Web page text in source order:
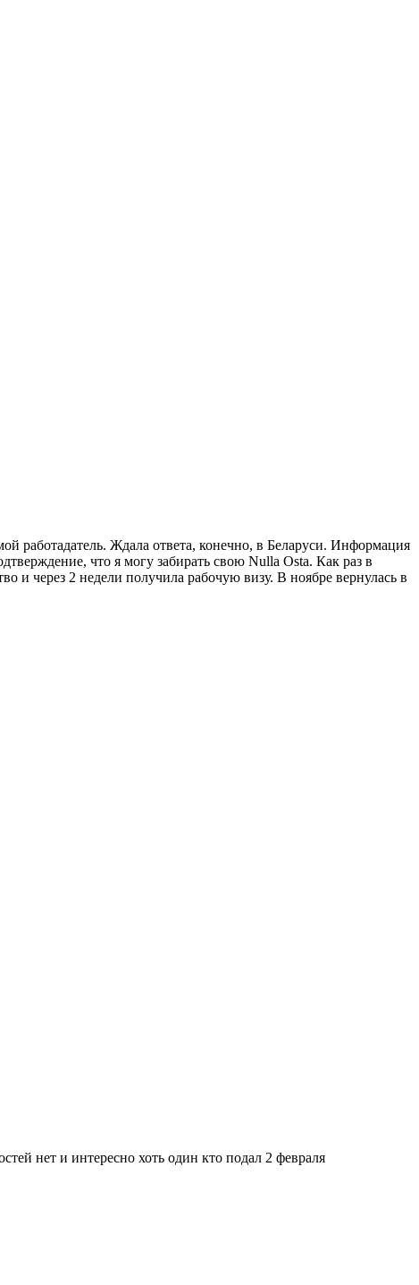
работадатель. Ждала ответа, конечно, в Беларуси. Информация
что я могу забирать свою Nulla Osta. Как раз в
и через 2 недели получила рабочую визу. В ноябре вернулась в
нет и интересно хоть один кто подал 2 февраля